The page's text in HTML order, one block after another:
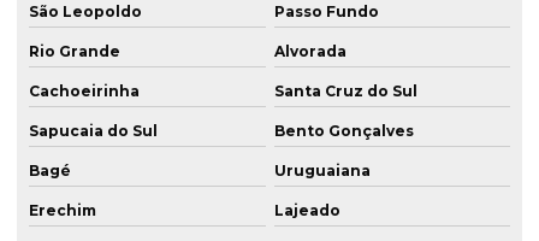
Estaca raiz em florianópolis
Estaca raiz em gramado
Estaca raiz inclinada
Estaca raiz injetada
Estaca raiz em itapema
Estaca raiz em passo fundo
São Leopoldo Passo Fundo
Rio Grande Alvorada
Cachoeirinha Santa Cruz do Sul
Sapucaia do Sul Bento Gonçalves
Bagé Uruguaiana
Erechim Lajeado